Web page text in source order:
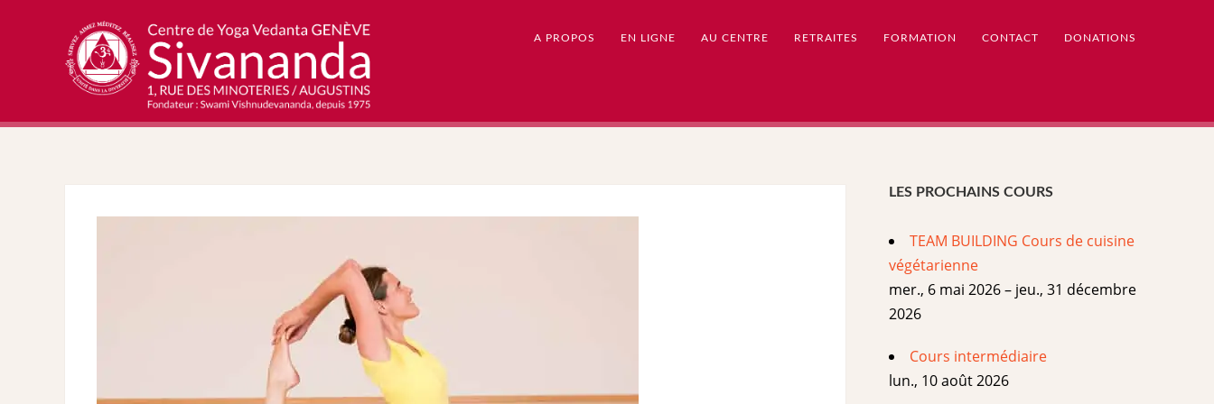
A PROPOS EN LIGNE AU CENTRE RETRAITES FORMATION CONTACT DONATIONS
LES PROCHAINS COURS
TEAM BUILDING Cours de cuisine
végétarienne
mer., 6 mai 2026 – jeu., 31 décembre
2026
Cours intermédiaire
lun., 10 août 2026